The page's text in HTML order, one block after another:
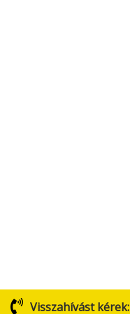
Visszahívást kérek: